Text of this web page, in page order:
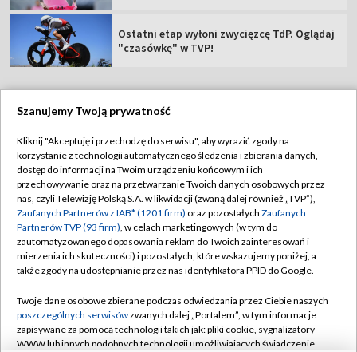
Ostatni etap wyłoni zwycięzcę TdP. Oglądaj
"czasówkę" w TVP!
Abonament TVP
Sklep TVP
Biuro Reklamy
Oferta Handlowa
Telegazeta ogłoszenia
Rada Programowa
Ogłoszenia przetargowe
Regulamin TVP
Polityka prywatności
Moje zgody
Biuro reklamy
Kontakt
Kanały
Szanujemy Twoją prywatność
Kliknij "Akceptuję i przechodzę do serwisu", aby wyrazić zgody na
korzystanie z technologii automatycznego śledzenia i zbierania danych,
dostęp do informacji na Twoim urządzeniu końcowym i ich
przechowywanie oraz na przetwarzanie Twoich danych osobowych przez
nas, czyli Telewizję Polską S.A. w likwidacji (zwaną dalej również „TVP”),
Zaufanych Partnerów z IAB* (1201 firm) oraz pozostałych Zaufanych
Partnerów TVP (93 firm), w celach marketingowych (w tym do
zautomatyzowanego dopasowania reklam do Twoich zainteresowań i
mierzenia ich skuteczności) i pozostałych, które wskazujemy poniżej, a
także zgody na udostępnianie przez nas identyfikatora PPID do Google.
Twoje dane osobowe zbierane podczas odwiedzania przez Ciebie naszych
poszczególnych serwisówzwanych dalej „Portalem”, w tym informacje
zapisywane za pomocą technologii takich jak: pliki cookie, sygnalizatory
WWW lub innych podobnych technologii umożliwiających świadczenie